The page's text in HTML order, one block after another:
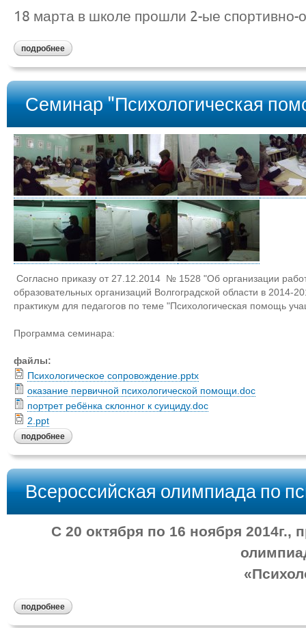
18 марта в школе прошли 2-ые спортивно-
подробнее
Семинар "Психологическая
Согласно приказу от 27.12.2014 № 1528 "Об организации
образовательных организаций Волгоградской области в
практикум для педагогов по теме "Психологическая помощь
Программа семинара:
файлы:
Психологическое сопровождение.pptx
оказание первичной психологической помощи.doc
портрет ребёнка склонног к суициду.doc
2.ppt
подробнее
Всероссийская олимпиада по
С 20 октября по 16 ноября 2014г.,
подробнее